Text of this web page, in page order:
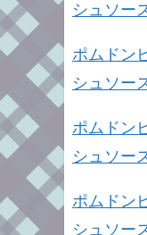
シュソー
ポムドン
シュソー
ポムドン
シュソー
ポムドン
シュソー